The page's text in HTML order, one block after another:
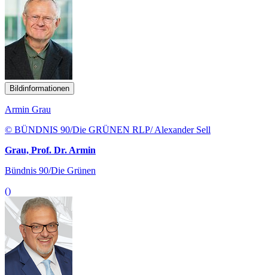
Bildinformationen
Armin Grau
© BÜNDNIS 90/Die GRÜNEN RLP/ Alexander Sell
Grau, Prof. Dr. Armin
Bündnis 90/Die Grünen
()